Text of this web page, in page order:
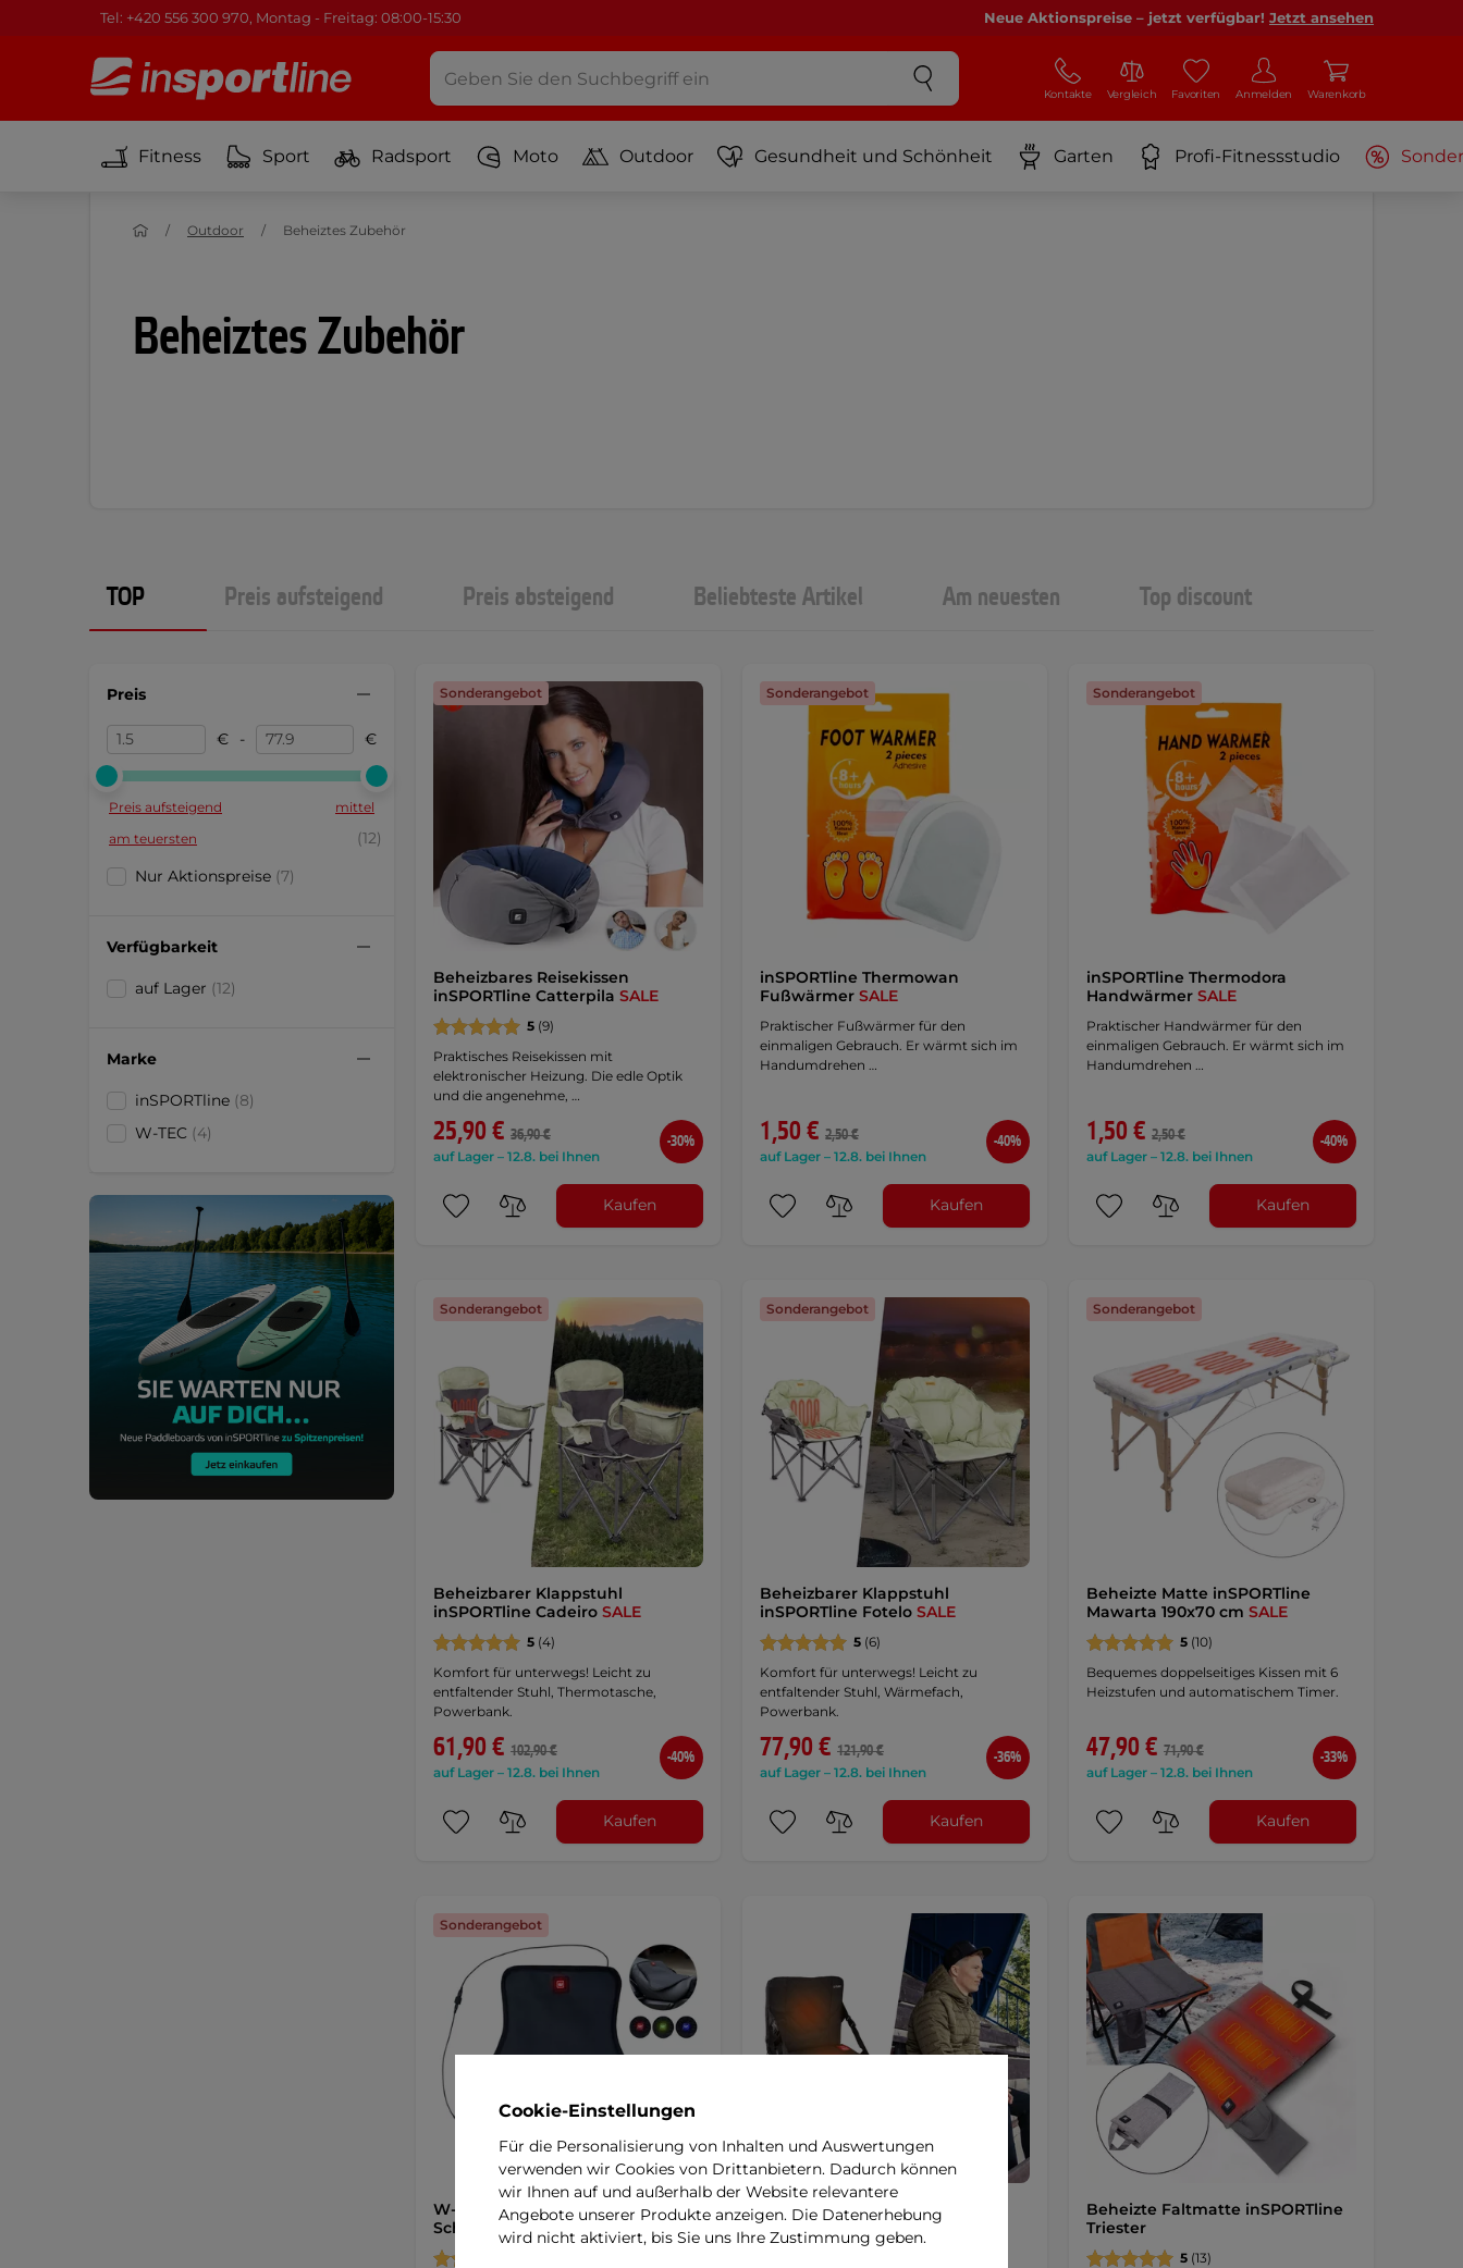
Tel: +420 556 300 970, Montag - Freitag: 08:00-15:30 Neue Aktionspreise – jetzt verfügbar! Jetzt ansehen
Kontakte Vergleich Favoriten Anmelden Warenkorb
Fitness Sport Radsport Moto Outdoor Gesundheit und Schönheit Garten Profi-Fitnessstudio
Beheiztes Zubehör
Outdoor Beheiztes Zubehör
TOP Preis aufsteigend Preis absteigend Beliebteste Artikel Am neuesten Top discount
Preis
€ - €
Preis aufsteigend
mittel
am teuersten
(12)
Nur Aktionspreise (7)
Verfügbarkeit
auf Lager (12)
Marke
inSPORTline (8)
W-TEC (4)
Sonderangebot
Beheizbares Reisekissen
inSPORTline Catterpila SALE
5 (9)
Praktisches Reisekissen mit
elektronischer Heizung. Die edle Optik
und die angenehme, …
25,90 € 36,90 €
auf Lager – 12.8. bei Ihnen
-30%
Kaufen
Sonderangebot
inSPORTline Thermowan
Fußwärmer SALE
Praktischer Fußwärmer für den
einmaligen Gebrauch. Er wärmt sich im
Handumdrehen …
1,50 € 2,50 €
auf Lager – 12.8. bei Ihnen
-40%
Kaufen
Sonderangebot
inSPORTline Thermodora
Handwärmer SALE
Praktischer Handwärmer für den
einmaligen Gebrauch. Er wärmt sich im
Handumdrehen …
1,50 € 2,50 €
auf Lager – 12.8. bei Ihnen
-40%
Kaufen
Sonderangebot
Beheizbarer Klappstuhl
inSPORTline Cadeiro SALE
5 (4)
Komfort für unterwegs! Leicht zu
entfaltender Stuhl, Thermotasche,
Powerbank.
61,90 € 102,90 €
auf Lager – 12.8. bei Ihnen
-40%
Kaufen
Sonderangebot
Beheizbarer Klappstuhl
inSPORTline Fotelo SALE
5(6)
Komfort für unterwegs! Leicht zu
entfaltender Stuhl, Wärmefach,
Powerbank.
77,90 € 121,90 €
auf Lager – 12.8. bei Ihnen
-36%
Kaufen
Sonderangebot
Beheizte Matte inSPORTline
Mawarta 190x70 cm SALE
5(10)
Bequemes doppelseitiges Kissen mit 6
Heizstufen und automatischem Timer.
47,90 € 71,90 €
auf Lager – 12.8. bei Ihnen
-33%
Kaufen
Sonderangebot
W-TEC HEATsaddle beheizte
SchabrackeSALE
W-TEC Alytus Tragbares
Heizkissen
Beheizte Faltmatte inSPORTline
Triester
5(13)
Cookie-Einstellungen
Für die Personalisierung von Inhalten und Auswertungen
verwenden wir Cookies von Drittanbietern. Dadurch können
wir Ihnen auf und außerhalb der Website relevantere
Angebote unserer Produkte anzeigen. Die Datenerhebung
wird nicht aktiviert, bis Sie uns Ihre Zustimmung geben.